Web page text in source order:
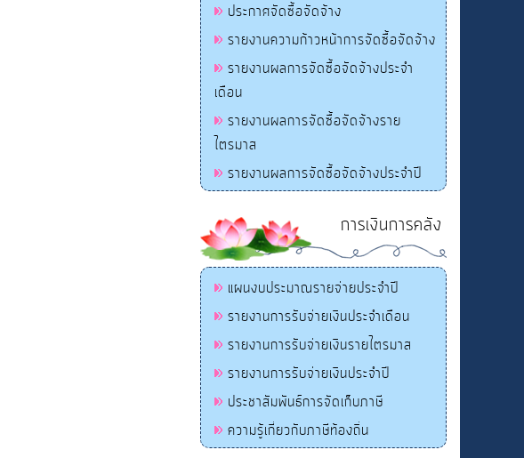
ประกาศจัดซื้อจัดจ้าง
รายงานความก้าวหน้าการจัดซื้อจัดจ้าง
รายงานผลการจัดซื้อจัดจ้างประจำ
เดือน
รายงานผลการจัดซื้อจัดจ้างราย
ไตรมาส
รายงานผลการจัดซื้อจัดจ้างประจำปี
การเงินการคลัง
แผนงบประมาณรายจ่ายประจำปี
รายงานการรับจ่ายเงินประจำเดือน
รายงานการรับจ่ายเงินรายไตรมาส
รายงานการรับจ่ายเงินประจำปี
ประชาสัมพันธ์การจัดเก็บภาษี
ความรู้เกี่ยวกับภาษีท้องถิ่น